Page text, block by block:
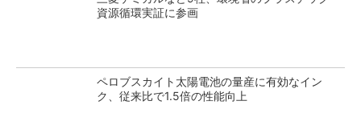
資源循環実証に参画
ペロブスカイト太陽電池の量産に有効なイン
ク、従来比で1.5倍の性能向上